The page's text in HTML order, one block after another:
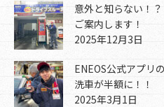
意外と知らない！
ご案内します！
2025年12月3日
ENEOS公式アプリ
洗車が半額に！！
2025年3月1日